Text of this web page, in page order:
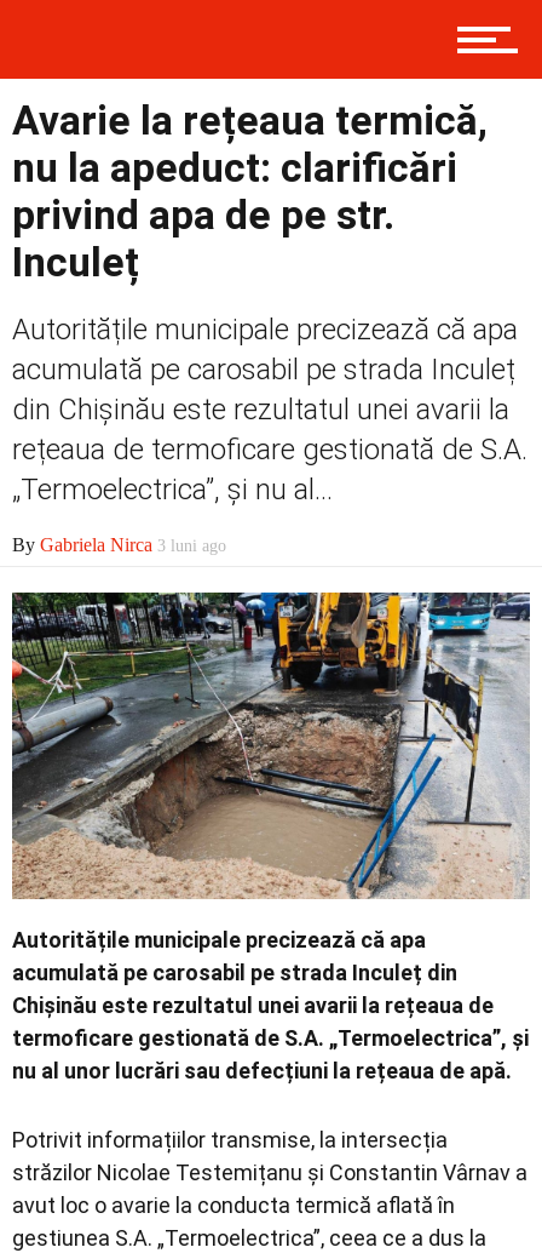
Politică
Social
Contact
Avarie la rețeaua termică,
nu la apeduct: clarificări
privind apa de pe str.
Inculeț
Autoritățile municipale precizează că apa
acumulată pe carosabil pe strada Inculeț
din Chișinău este rezultatul unei avarii la
rețeaua de termoficare gestionată de S.A.
„Termoelectrica”, și nu al...
By Gabriela Nirca 3 luni ago
Autoritățile municipale precizează că apa
acumulată pe carosabil pe strada Inculeț din
Chișinău este rezultatul unei avarii la rețeaua de
termoficare gestionată de S.A. „Termoelectrica”, și
nu al unor lucrări sau defecțiuni la rețeaua de apă.
Potrivit informațiilor transmise, la intersecția
străzilor Nicolae Testemițanu și Constantin Vârnav a
avut loc o avarie la conducta termică aflată în
gestiunea S.A. „Termoelectrica”, ceea ce a dus la